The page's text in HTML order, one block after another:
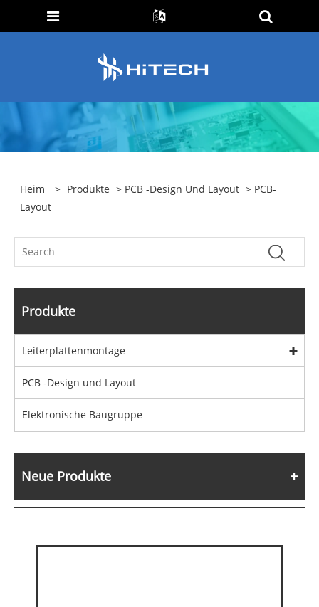
Heim > Produkte > PCB -Design Und Layout > PCB-
Layout
Produkte
Leiterplattenmontage
PCB -Design und Layout
Elektronische Baugruppe
Neue Produkte